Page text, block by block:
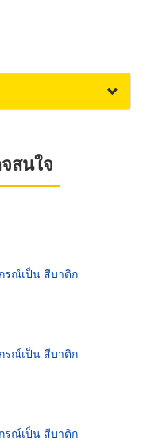
สนใจ
รณ์เป็น สีบาติก
รณ์เป็น สีบาติก
รณ์เป็น สีบาติก